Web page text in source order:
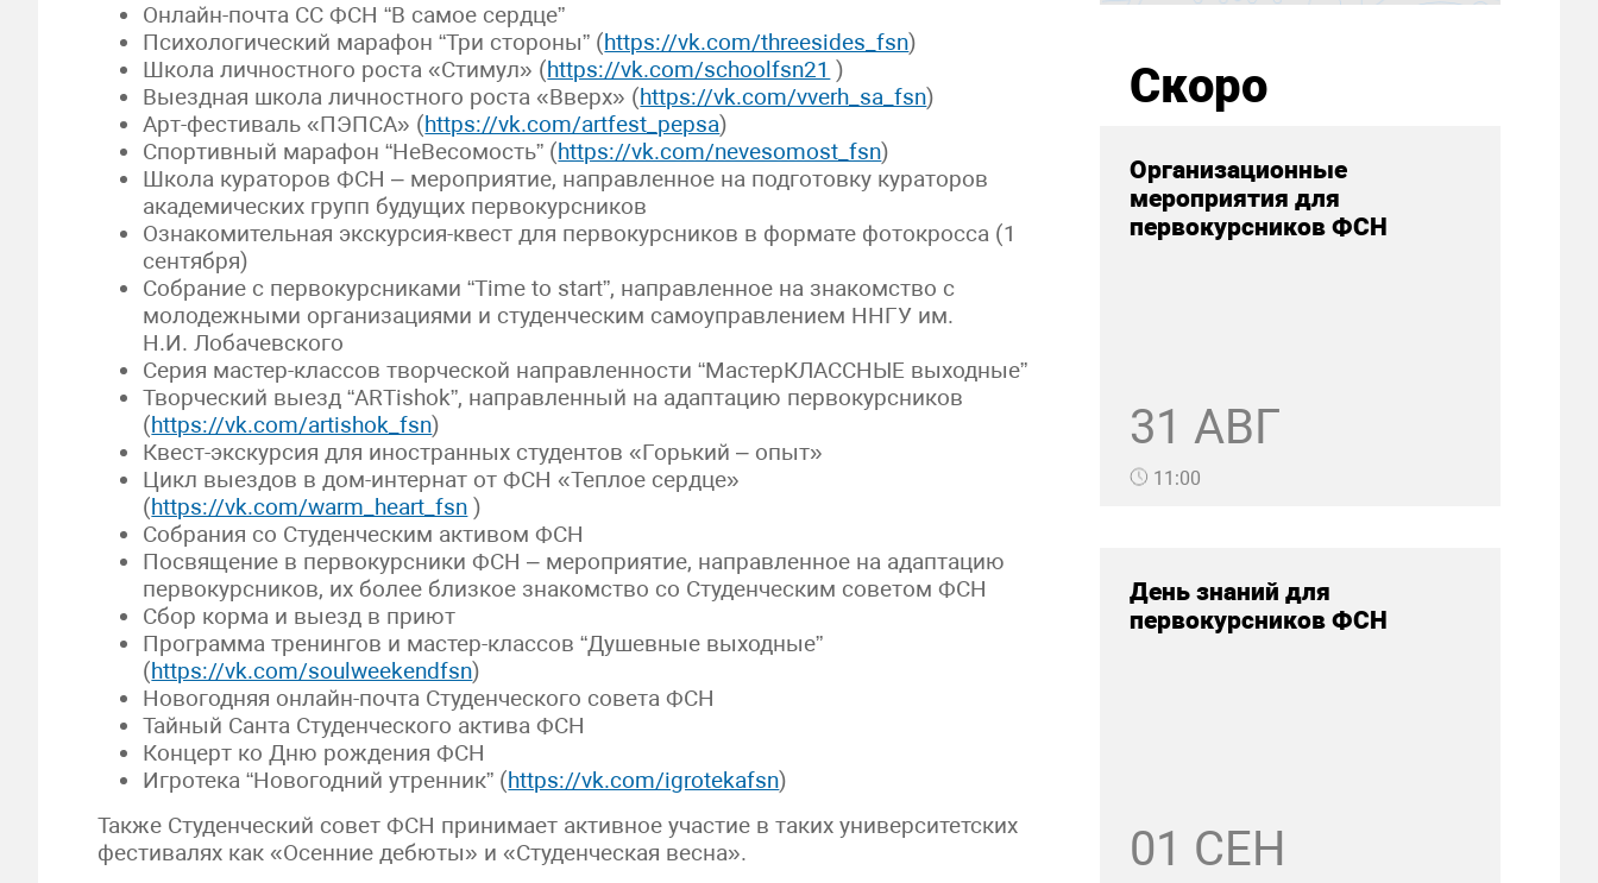
Онлайн-почта СС ФСН “В самое сердце”
Психологический марафон “Три стороны” (https://vk.com/threesides_fsn)
Школа личностного роста «Стимул» (https://vk.com/schoolfsn21 )
Выездная школа личностного роста «Вверх» (https://vk.com/vverh_sa_fsn)
Арт-фестиваль «ПЭПСА» (https://vk.com/artfest_pepsa)
Спортивный марафон “НеВесомость” (https://vk.com/nevesomost_fsn)
Школа кураторов ФСН – мероприятие, направленное на подготовку кураторов
академических групп будущих первокурсников
Ознакомительная экскурсия-квест для первокурсников в формате фотокросса (1
сентября)
Собрание с первокурсниками “Time to start”, направленное на знакомство с
молодежными организациями и студенческим самоуправлением ННГУ им.
Н.И. Лобачевского
Серия мастер-классов творческой направленности “МастерКЛАССНЫЕ выходные”
Творческий выезд “ARTishok”, направленный на адаптацию первокурсников
(https://vk.com/artishok_fsn)
Квест-экскурсия для иностранных студентов «Горький – опыт»
Цикл выездов в дом-интернат от ФСН «Теплое сердце»
(https://vk.com/warm_heart_fsn )
Собрания со Студенческим активом ФСН
Посвящение в первокурсники ФСН – мероприятие, направленное на адаптацию
первокурсников, их более близкое знакомство со Студенческим советом ФСН
Сбор корма и выезд в приют
Программа тренингов и мастер-классов “Душевные выходные”
(https://vk.com/soulweekendfsn)
Новогодняя онлайн-почта Студенческого совета ФСН
Тайный Санта Студенческого актива ФСН
Концерт ко Дню рождения ФСН
Игротека “Новогодний утренник” (https://vk.com/igrotekafsn)
Также Студенческий совет ФСН принимает активное участие в таких университетских
фестивалях как «Осенние дебюты» и «Студенческая весна».
Скоро
Организационные
мероприятия для
первокурсников ФСН
31 АВГ
11:00
День знаний для
первокурсников ФСН
01 СЕН